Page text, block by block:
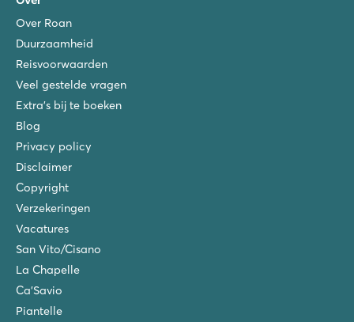
Over Roan
Duurzaamheid
Reisvoorwaarden
Veel gestelde vragen
Extra's bij te boeken
Blog
Privacy policy
Disclaimer
Copyright
Verzekeringen
Vacatures
San Vito/Cisano
La Chapelle
Ca'Savio
Piantelle